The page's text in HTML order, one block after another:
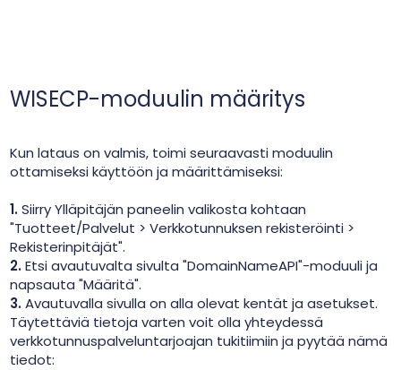
WISECP-moduulin määritys
Kun lataus on valmis, toimi seuraavasti moduulin
ottamiseksi käyttöön ja määrittämiseksi:
1.Siirry Ylläpitäjän paneelin valikosta kohtaan
"Tuotteet/Palvelut > Verkkotunnuksen rekisteröinti >
Rekisterinpitäjät".
2.Etsi avautuvalta sivulta "DomainNameAPI"-moduuli ja
napsauta "Määritä".
3.Avautuvalla sivulla on alla olevat kentät ja asetukset.
Täytettäviä tietoja varten voit olla yhteydessä
verkkotunnuspalveluntarjoajan tukitiimiin ja pyytää nämä
tiedot: